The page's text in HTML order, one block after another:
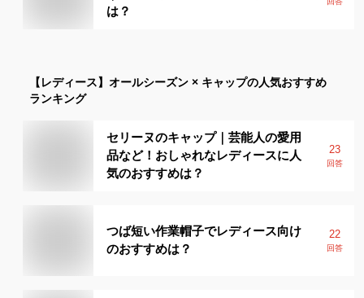
は？
【レディース】 オールシーズン × キャップの人気おすすめ
ランキング
セリーヌのキャップ｜芸能人の愛用
品など！おしゃれなレディースに人
気のおすすめは？
23
回答
つば短い作業帽子でレディース向け
のおすすめは？
22
回答